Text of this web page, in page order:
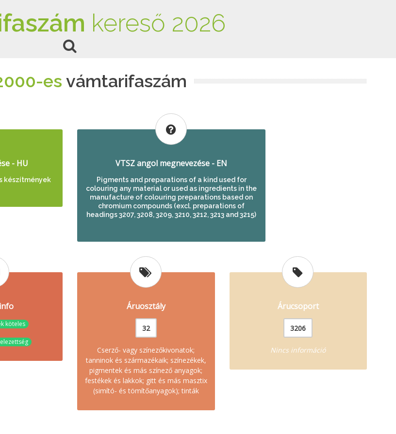
kereső 2026
es vámtarifaszám
- HU
készítmények
VTSZ angol megnevezése - EN
Pigments and preparations of a kind used for
colouring any material or used as ingredients in the
manufacture of colouring preparations based on
chromium compounds (excl. preparations of
headings 3207, 3208, 3209, 3210, 3212, 3213 and 3215)
köteles
Áruosztály
32
Cserző- vagy színezőkivonatok;
tanninok és származékaik; színezékek,
pigmentek és más színező anyagok;
festékek és lakkok; gitt és más masztix
(simító- és tömítőanyagok); tinták
Árucsoport
3206
Nincs információ